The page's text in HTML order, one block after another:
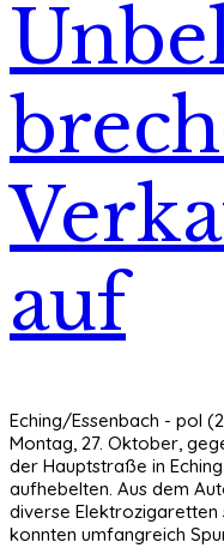
auf
Eching/Essenbach - pol
Montag, 27. Oktober,
der Hauptstraße in
aufhebelten. Aus dem
diverse Elektrozigaretten
konnten umfangreich